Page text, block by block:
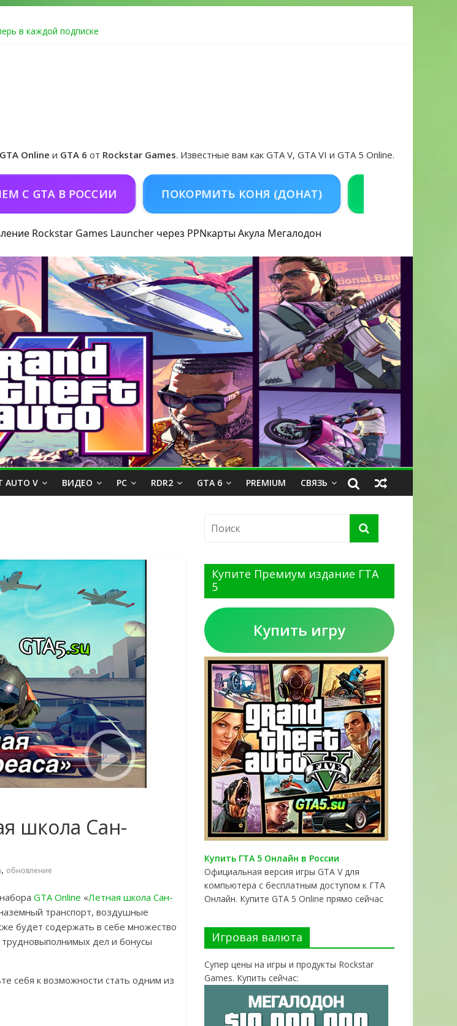
в каждой подписке
зарегистрировать аккаунт и войти без проблем в 2026 году
Collector
VI
GTA Online и GTA 6 от Rockstar Games. Известные вам как GTA V, GTA VI и GTA 5 Online.
В РОССИИ ПОКОРМИТЬ КОНЯ (ДОНАТ)
Rockstar Games Launcher через PPNкарты Акула Мегалодон
AUTO V ВИДЕО PC RDR2 GTA 6 PREMIUM СВЯЗЬ
школа Сан-
, обновление
GTA Online «Летная школа Сан-
транспорт, воздушные
будет содержать в себе множество
дел и бонусы
себя к возможности стать одним из
Купите Премиум издание ГТА
5
Купить игру
Купить ГТА 5 Онлайн в России
Официальная версия игры GTA V для
компьютера с бесплатным доступом к ГТА
Онлайн. Купите GTA 5 Online прямо сейчас
Игровая валюта
Супер цены на игры и продукты Rockstar
Games. Купить сейчас: